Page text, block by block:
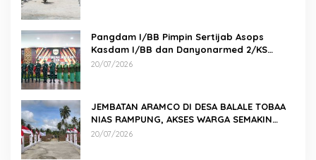
Pangdam I/BB Pimpin Sertijab Asops
Kasdam I/BB dan Danyonarmed 2/KS
serta Tradisi Korps
20/07/2026
JEMBATAN ARAMCO DI DESA BALALE TOBAA
NIAS RAMPUNG, AKSES WARGA SEMAKIN
MUDAH
20/07/2026